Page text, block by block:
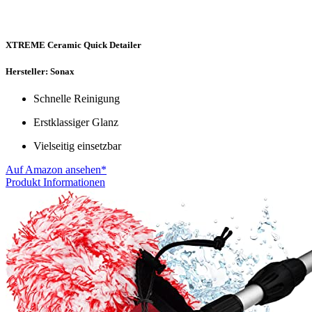
XTREME Ceramic Quick Detailer
Hersteller: Sonax
Schnelle Reinigung
Erstklassiger Glanz
Vielseitig einsetzbar
Auf Amazon ansehen*
Produkt Informationen